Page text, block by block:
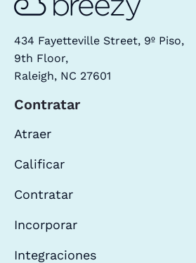
434 Fayetteville Street, 9º Piso,
9th Floor,
Raleigh, NC 27601
Contratar
Atraer
Calificar
Contratar
Incorporar
Integraciones